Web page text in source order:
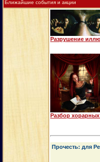
Ближайшие события и акции
Разрушение
Разбор
Прочесть: для